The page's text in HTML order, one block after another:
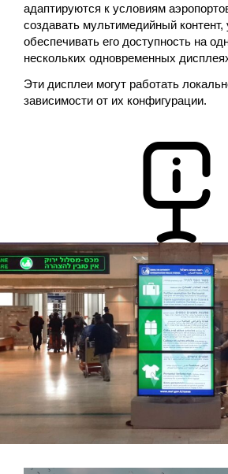
адаптируются к условиям
создавать мультимедийный
обеспечивать его доступность на
нескольких одновременных
Эти дисплеи могут работать
зависимости от их конфигурации.